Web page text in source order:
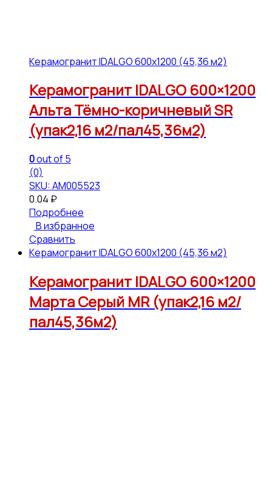
Керамогранит IDALGO 600x1200 (45,36 м2)
Керамогранит IDALGO 600×1200
Альта Тёмно-коричневый SR
(упак2,16 м2/пал45,36м2)
0out of 5
(0)
SKU: АМ005523
0.04 ₽
Подробнее
В избранное
Сравнить
Керамогранит IDALGO 600x1200 (45,36 м2)
Керамогранит IDALGO 600×1200
Марта Серый МR (упак2,16 м2/
пал45,36м2)